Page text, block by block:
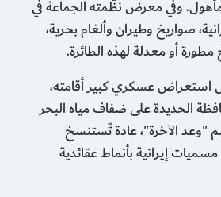
وفي معرض نظّمته الجماعة في
إيرانية، صواريخ وطيران وألغام بحرية،
أو معدلة لهذه الطائرة.
استعراض عسكري كبير أقامته،
في محافظة الحديدة على ضفاف مياه البحر
"وعد الآخرة"، عادة تّستنسخ
إيرانية بأنماط عقائدية